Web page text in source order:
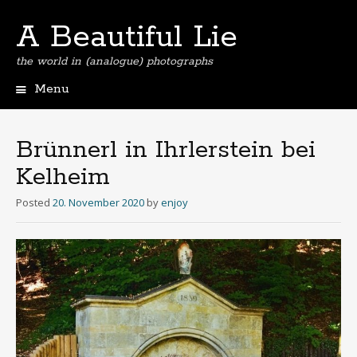
A Beautiful Lie
the world in (analogue) photographs
Menu
Brünnerl in Ihrlerstein bei
Kelheim
Posted 20. November 2020 byenjoy